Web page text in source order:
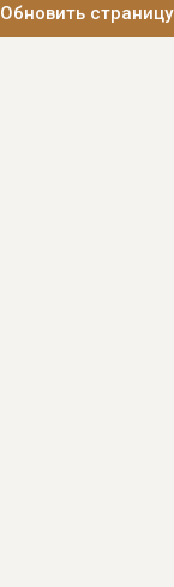
Обновить страницу